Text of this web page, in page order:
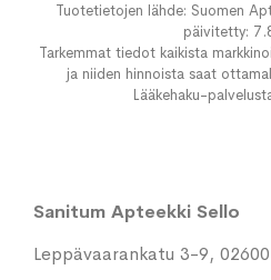
Tuotetietojen lähde: Suomen
päivitetty:
Tarkemmat tiedot kaikista
ja niiden hinnoista saat
Lääkehaku-
Sanitum Apteekki Sello
Leppävaarankatu 3-9, 02600